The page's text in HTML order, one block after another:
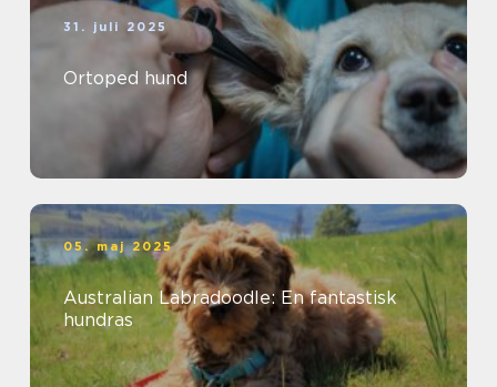
31. juli 2025
Ortoped hund
05. maj 2025
Australian Labradoodle: En fantastisk
hundras